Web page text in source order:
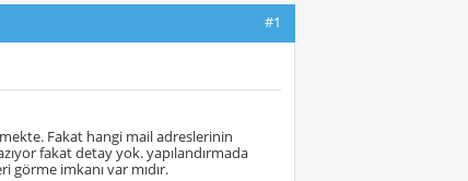
#1
Fakat hangi mail adreslerinin
fakat detay yok. yapılandırmada
imkanı var mıdır.